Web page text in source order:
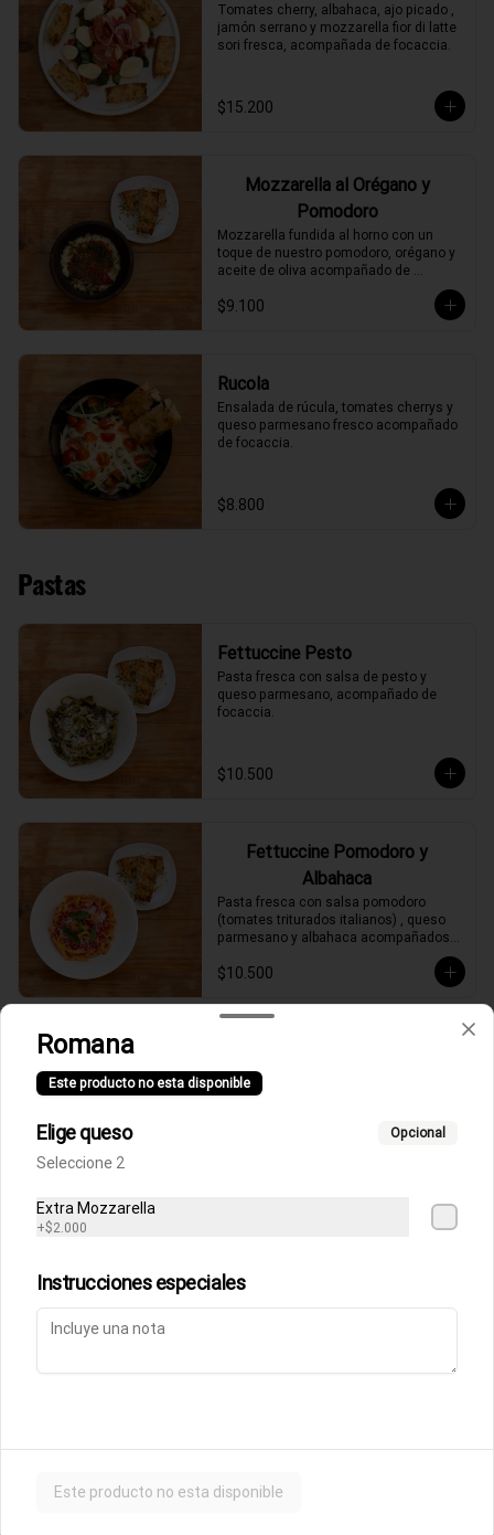
Tomates cherry, albahaca, ajo picado ,
jamón serrano y mozzarella fior di latte
sori fresca, acompañada de focaccia.
$15.200
Mozzarella al Orégano y
Pomodoro
Mozzarella fundida al horno con un
toque de nuestro pomodoro, orégano y
aceite de oliva acompañado de
$9.100
Rucola
Ensalada de rúcula, tomates cherrys y
queso parmesano fresco acompañado
de focaccia.
$8.800
Pastas
Fettuccine Pesto
Pasta fresca con salsa de pesto y
queso parmesano, acompañado de
focaccia.
$10.500
Fettuccine Pomodoro y
Albahaca
Pasta fresca con salsa pomodoro
(tomates triturados italianos) , queso
parmesano y albahaca acompañados
$10.500
Pasta fresca con salsa boloñesa con
un toque de crema y queso parmesano
Lasagna de berenjenas con salsa
rossa (tomates italianos triturados y un
toque de crema) y queso parmesano.
$9.500
Ñoquis a la Rossa
queso parmesano acompañados de
Romana
Este producto no esta disponible
Elige queso Opcional
Seleccione 2
Extra Mozzarella
+$2.000
Instrucciones especiales
Este producto no esta disponible